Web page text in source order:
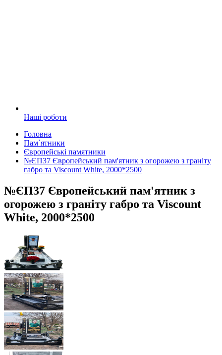
Наші роботи
Головна
Пам`ятники
Європейські памятники
№ЄП37 Європейський пам'ятник з огорожею з граніту
габро та Viscount White, 2000*2500
№ЄП37 Європейський пам'ятник з
огорожею з граніту габро та Viscount
White, 2000*2500